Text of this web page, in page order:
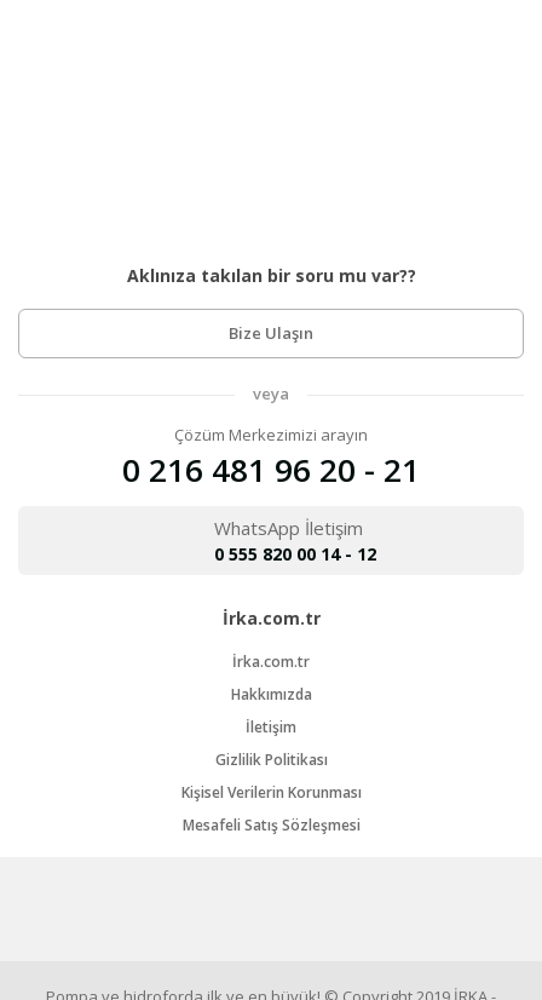
Aklınıza takılan bir soru mu var??
Bize Ulaşın
veya
Çözüm Merkezimizi arayın
0 216 481 96 20 - 21
WhatsApp İletişim
0 555 820 00 14 - 12
İrka.com.tr
İrka.com.tr
Hakkımızda
İletişim
Gizlilik Politikası
Kişisel Verilerin Korunması
Mesafeli Satış Sözleşmesi